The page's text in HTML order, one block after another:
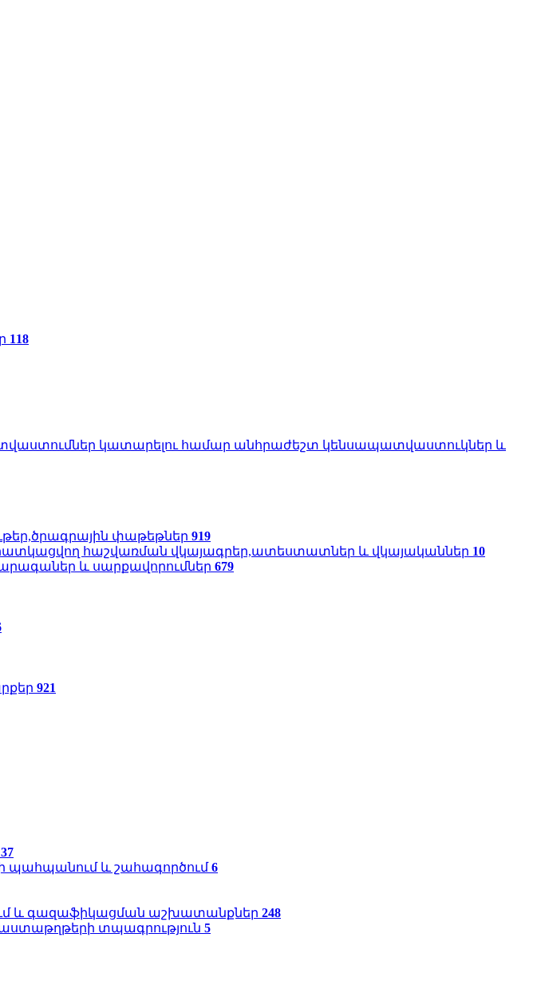
118
կատարելու համար անհրաժեշտ կենսապատվաստուկներ և
փաթեթներ 919
հաշվառման վկայագրեր,ատեստատներ և վկայականներ 10
և սարքավորումներ 679
921
37
պահպանում և շահագործում6
և գազաֆիկացման աշխատանքներ 248
տպագրություն 5